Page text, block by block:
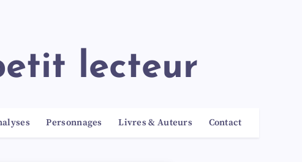
lecteur
Personnages Livres & Auteurs Contact